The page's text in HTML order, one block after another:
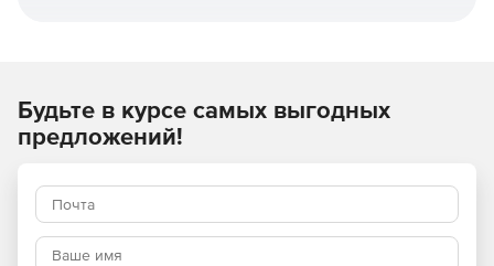
нефтегазовое, химическое и т.д.), приборостроение,
авиастроение, судостроение, станкостроение,
гражданское строительство, товары народного
потребления и т.д.
Будьте в курсе самых выгодных
предложений!